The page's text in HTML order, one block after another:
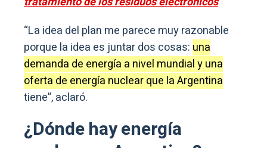
“La idea del plan me parece muy razonable
porque la idea es juntar dos cosas: una
demanda de energía a nivel mundial y una
oferta de energía nuclear que la Argentina
tiene”, aclaró.
¿Dónde hay energía